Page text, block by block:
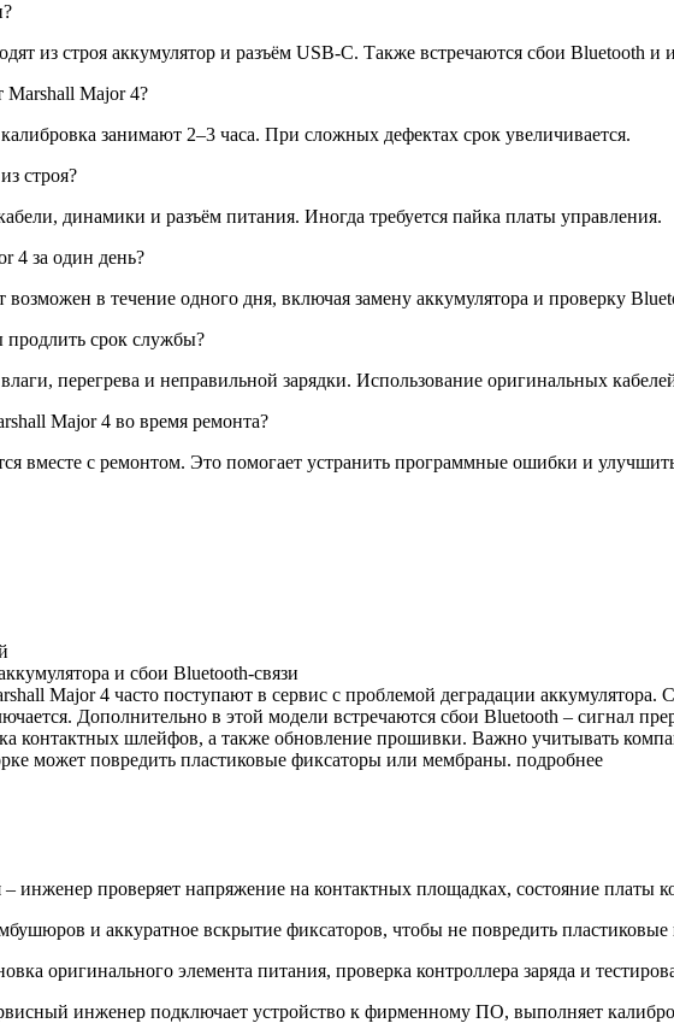
из строя аккумулятор и разъём USB-C. Также встречаются сбои Bluetooth и
Marshall Major 4?
занимают 2–3 часа. При сложных дефектах срок увеличивается.
строя?
динамики и разъём питания. Иногда требуется пайка платы управления.
4 за один день?
в течение одного дня, включая замену аккумулятора и проверку
продлить срок службы?
перегрева и неправильной зарядки. Использование оригинальных
Major 4 во время ремонта?
вместе с ремонтом. Это помогает устранить программные ошибки и
и сбои Bluetooth-связи
Major 4 часто поступают в сервис с проблемой деградации аккумулятора.
Дополнительно в этой модели встречаются сбои Bluetooth – сигнал
контактных шлейфов, а также обновление прошивки. Важно учитывать
может повредить пластиковые фиксаторы или мембраны. подробнее
инженер проверяет напряжение на контактных площадках, состояние платы
и аккуратное вскрытие фиксаторов, чтобы не повредить
оригинального элемента питания, проверка контроллера заряда и
инженер подключает устройство к фирменному ПО, выполняет